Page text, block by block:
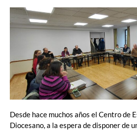
Desde hace muchos años el Centro de
Diocesano, a la espera de disponer de